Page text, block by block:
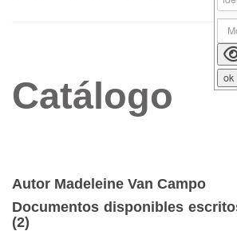
Catálogo
Autor Madeleine Van Campo
Documentos disponibles
(2)